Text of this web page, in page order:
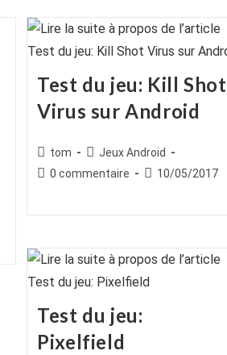
Test du jeu: Kill Shot
Virus sur Android
Auteur/autrice
de
tom
Post
category:
Jeux Android
Commentaires
0 commentaire
Publication
10/05/2017
Test du jeu:
Pixelfield